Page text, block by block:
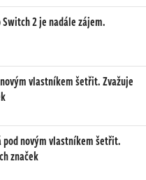
Switch 2 je nadále zájem.
novým vlastníkem šetřit. Zvažuje
pod novým vlastníkem šetřit.
značek